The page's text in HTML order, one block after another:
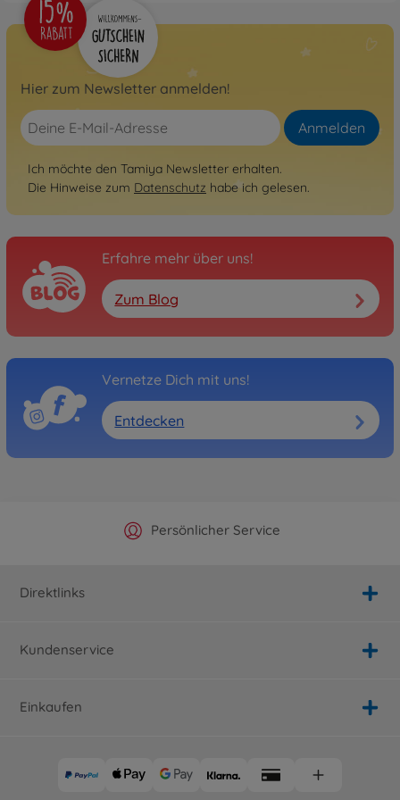
Nicht mehr verfügbar
Archiv
1:10 RC Toyota FJ Cruiser
Nicht mehr verfügbar
Hier zum Newsletter anmelden!
Anmelden
Ich möchte den Tamiya Newsletter erhalten.
Die Hinweise zum Datenschutz habe ich gelesen.
Erfahre mehr über uns!
Zum Blog
Vernetze Dich mit uns!
Entdecken
Offizieller Hersteller Shop
Persönlicher Service
Versandkostenfrei ab 25€
Schnelle Lieferung
Direktlinks
Kundenservice
Einkaufen